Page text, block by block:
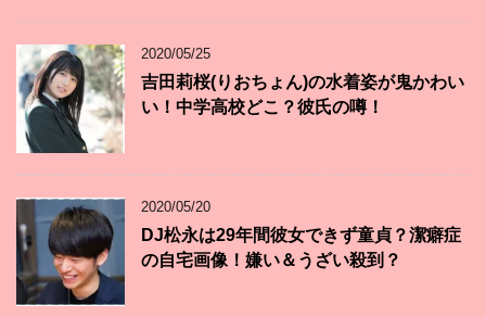
2020/05/25
吉田莉桜(りおちょん)の水着姿が鬼かわい
い！中学高校どこ？彼氏の噂！
2020/05/20
DJ松永は29年間彼女できず童貞？潔癖症
の自宅画像！嫌い＆うざい殺到？